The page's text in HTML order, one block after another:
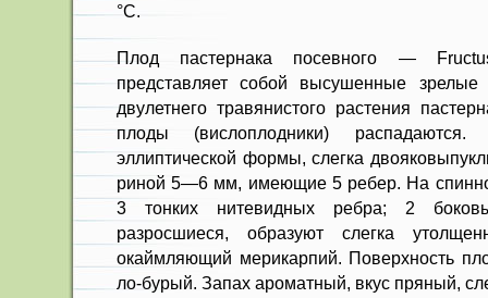
°С.
Плод пастернака посевного —
представляет собой высушенные зрелые
двулет­него травянистого растения
плоды (висло­плодники) распадаются.
эллиптической формы, слегка
риной 5—6 мм, имеющие 5 ребер. На
3 тонких нитевидных ребра; 2
разросшиеся, обра­зуют слегка
окаймляющий мерикарпий. По­верхность
ло-бурый. Запах ароматный, вкус пря­ный,